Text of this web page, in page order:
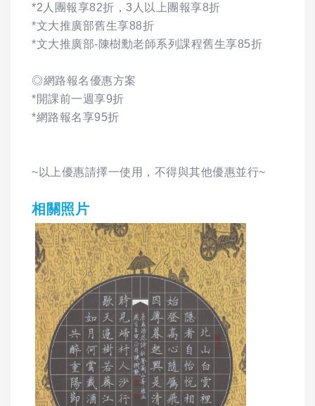
*2人團報享82折，3人以上團報享8折
*文大推廣部舊生享88折
*文大推廣部-陳樹勳老師系列課程舊生享85折
◎網路報名優惠方案
*開課前一週享9折
*網路報名享95折
~以上優惠請擇一使用，不得與其他優惠並行~
相關照片